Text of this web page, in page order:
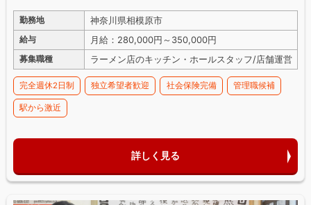
勤務地 神奈川県相模原市
給与 月給：280,000円～350,000円
募集職種 ラーメン店のキッチン・ホールスタッフ/店舗運営
完全週休2日制 独立希望者歓迎 社会保険完備 管理職候補
駅から激近
詳しく見る